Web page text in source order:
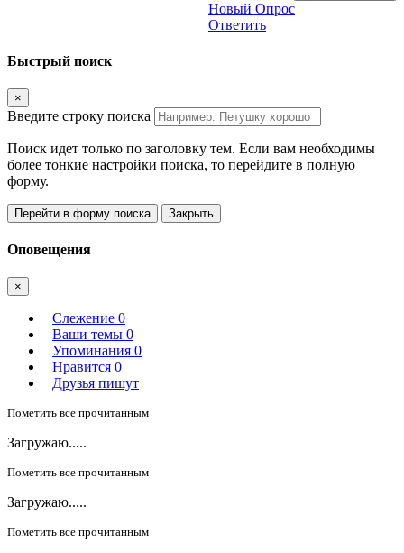
Новый Опрос
Ответить
Быстрый поиск
×
Введите строку поиска
Поиск идет только по заголовку тем. Если вам необходимы
более тонкие настройки поиска, то перейдите в полную
форму.
Перейти в форму поиска Закрыть
Оповещения
×
Слежение 0
Ваши темы 0
Упоминания 0
Нравится 0
Друзья пишут
Пометить все прочитанным
Загружаю.....
Пометить все прочитанным
Загружаю.....
Пометить все прочитанным